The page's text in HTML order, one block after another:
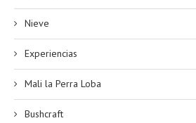
Nieve
Experiencias
Mali la Perra Loba
Bushcraft